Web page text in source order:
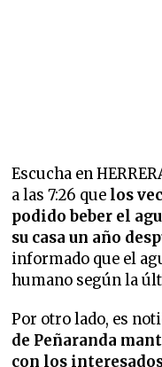
Escucha en
a las 7:26 que los
podido beber el
su casa un año
informado que el
humano según la
Por otro lado, es
de Peñaranda
con los